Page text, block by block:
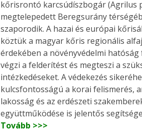
kőrisrontó karcsúdíszbogár (Agrilus
megtelepedett Beregsurány
szaporodik. A hazai és európai
köztük a magyar kőris regionális
érdekében a növényvédelmi
végzi a felderítést és megteszi a
intézkedéseket. A védekezés
kulcsfontosságú a korai felismerés,
lakosság és az erdészeti
együttműködése is jelentős
Tovább >>>